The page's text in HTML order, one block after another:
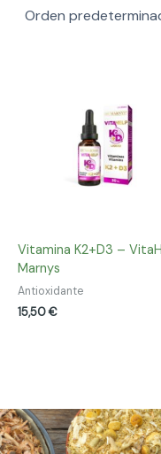
Vitamina K2+D3 –
Marnys
Antioxidante
15,50€